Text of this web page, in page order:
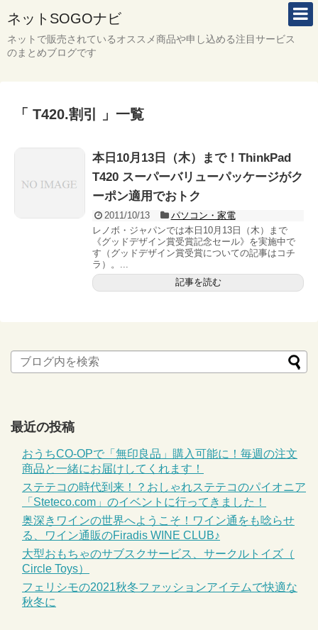
ネットSOGOナビ
ネットで販売されているオススメ商品や申し込める注目サービス
のまとめブログです
「 T420.割引 」一覧
本日10月13日（木）まで！ThinkPad
T420 スーパーバリューパッケージがク
ーポン適用でおトク
2011/10/13
パソコン・家電
レノボ・ジャパンでは本日10月13日（木）まで
《グッドデザイン賞受賞記念セール》を実施中で
す（グッドデザイン賞受賞についての記事はコチ
ラ）。...
記事を読む
最近の投稿
おうちCO-OPで「無印良品」購入可能に！毎週の注文
商品と一緒にお届けしてくれます！
ステテコの時代到来！？おしゃれステテコのパイオニア
「Steteco.com」のイベントに行ってきました！
奥深きワインの世界へようこそ！ワイン通をも唸らせ
る、ワイン通販のFiradis WINE CLUB♪
大型おもちゃのサブスクサービス、サークルトイズ（
Circle Toys）
フェリシモの2021秋冬ファッションアイテムで快適な
秋冬に